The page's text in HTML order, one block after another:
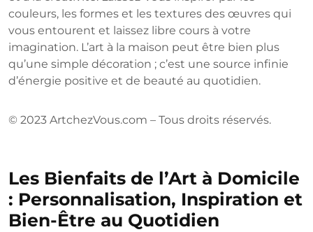
couleurs, les formes et les textures des œuvres qui
vous entourent et laissez libre cours à votre
imagination. L’art à la maison peut être bien plus
qu’une simple décoration ; c’est une source infinie
d’énergie positive et de beauté au quotidien.
© 2023 ArtchezVous.com – Tous droits réservés.
Les Bienfaits de l’Art à Domicile
: Personnalisation, Inspiration et
Bien-Être au Quotidien